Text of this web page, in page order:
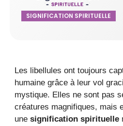
SIGNIFICATION SPIRITUELLE
Les libellules ont toujours
humaine grâce à leur vol
mystique. Elles ne sont pas
créatures magnifiques, mais
une signification spirituelle